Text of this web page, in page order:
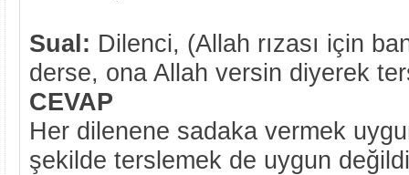
Sual: Dilenci, (Allah rızası için
derse, ona Allah versin diyerek
CEVAP
Her dilenene sadaka vermek
şekilde terslemek de uygun